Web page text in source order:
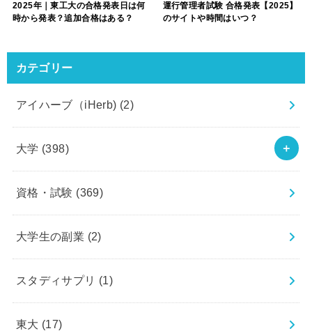
2025年｜東工大の合格発表日は何
時から発表？追加合格はある？
運行管理者試験 合格発表【2025】
のサイトや時間はいつ？
カテゴリー
アイハーブ（iHerb) (2)
大学 (398)
資格・試験 (369)
大学生の副業 (2)
スタディサプリ (1)
東大 (17)